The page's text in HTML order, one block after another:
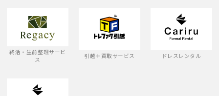
終活・生前整理サービ
ス
引越＋買取サービス ドレスレンタル